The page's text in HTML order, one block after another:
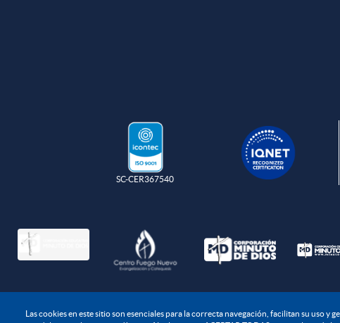
Las cookies en este sitio son esenciales para la correcta navegación, facilitan su uso y
SC-CER367540